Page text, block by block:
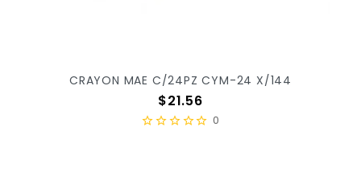
CRAYON MAE C/24PZ CYM-24 X/144
Precio
$21.56
0